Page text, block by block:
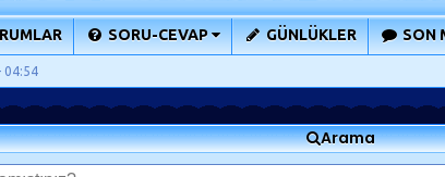
SORU-CEVAP GÜNLÜKLER SON
04:54
Arama